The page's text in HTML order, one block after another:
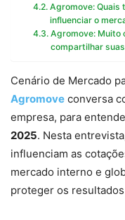
Agromove: Quais
influenciar o
Agromove: Muito
compartilhar
Cenário de Mercado
Agromove conversa
empresa, para
2025. Nesta
influenciam as
mercado interno e
proteger os